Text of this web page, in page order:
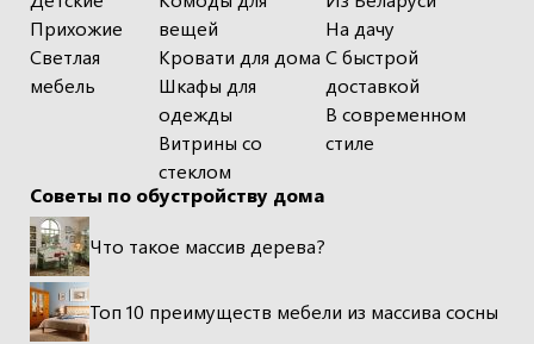
Прихожие
Светлая
мебель
вещей
Кровати для дома
Шкафы для
одежды
Витрины со
стеклом
На дачу
С быстрой
доставкой
В современном
стиле
Советы по обустройству дома
Что такое массив дерева?
Топ 10 преимуществ мебели из массива сосны